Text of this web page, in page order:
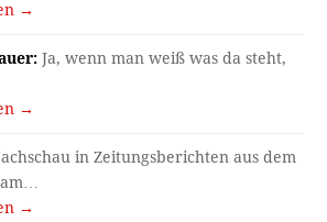
→
Ja, wenn man weiß was da steht,
→
in Zeitungsberichten aus dem
am…
→